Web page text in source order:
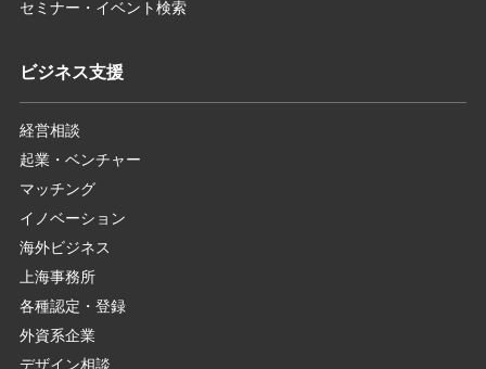
セミナー・イベント検索
ビジネス支援
経営相談
起業・ベンチャー
マッチング
イノベーション
海外ビジネス
上海事務所
各種認定・登録
外資系企業
デザイン相談